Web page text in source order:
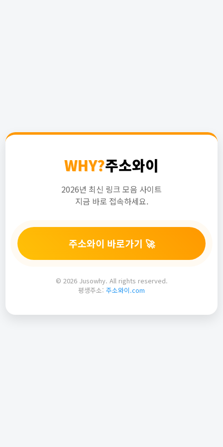
WHY?주소와이
2026년 최신 링크 모음 사이트
지금 바로 접속하세요.
주소와이 바로가기 🚀
© 2026 Jusowhy. All rights reserved.
평생주소: 주소와이.com